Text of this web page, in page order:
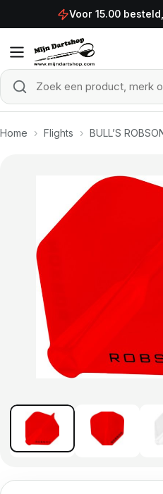
Ga naar de inhoud
Voor 15.00
Zoek een product, merk of
Zoeken
Home › Flights › BULL’S